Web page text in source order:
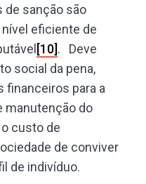
sanção são
eficiente de
[10]. Deve
social da pena,
para a
manutenção do
custo de
de conviver
de indivíduo.